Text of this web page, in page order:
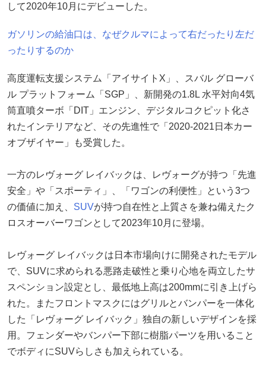
して2020年10月にデビューした。
ガソリンの給油口は、なぜクルマによって右だったり左だ
ったりするのか
高度運転支援システム「アイサイトX」、スバル グローバ
ル プラットフォーム「SGP」、新開発の1.8L 水平対向4気
筒直噴ターボ「DIT」エンジン、デジタルコクピット化さ
れたインテリアなど、その先進性で「2020-2021日本カー
オブザイヤー」も受賞した。
一方のレヴォーグ レイバックは、レヴォーグが持つ「先進
安全」や「スポーティ」、「ワゴンの利便性」という3つ
の価値に加え、 SUVが持つ自在性と上質さを兼ね備えたク
ロスオーバーワゴンとして2023年10月に登場。
レヴォーグ レイバックは日本市場向けに開発されたモデル
で、SUVに求められる悪路走破性と乗り心地を両立したサ
スペンション設定とし、最低地上高は200mmに引き上げら
れた。またフロントマスクにはグリルとバンパーを一体化
した「レヴォーグ レイバック」独自の新しいデザインを採
用。フェンダーやバンパー下部に樹脂パーツを用いること
でボディにSUVらしさも加えられている。